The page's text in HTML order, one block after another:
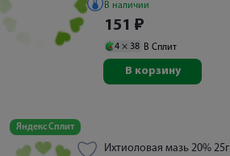
В наличии
151 ₽
4 × 38 В Сплит
В корзину
Яндекс Сплит
Ихтиоловая мазь 20% 25г